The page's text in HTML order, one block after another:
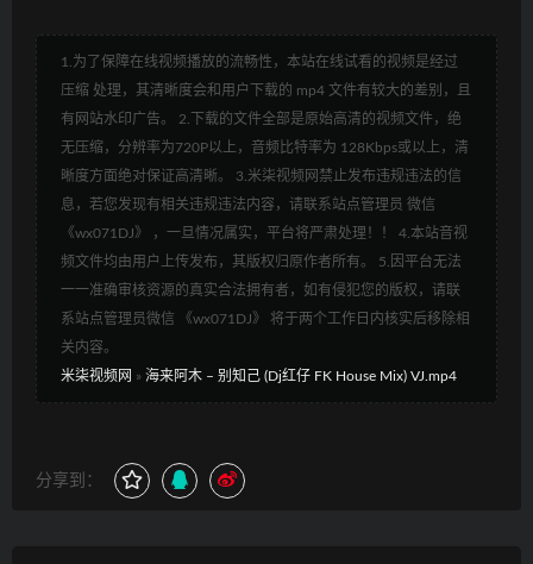
1.为了保障在线视频播放的流畅性，本站在线试看的视频是经过
压缩 处理，其清晰度会和用户下载的 mp4 文件有较大的差别，且
有网站水印广告。 2.下载的文件全部是原始高清的视频文件，绝
无压缩，分辨率为720P以上，音频比特率为 128Kbps或以上，清
晰度方面绝对保证高清晰。 3.米柒视频网禁止发布违规违法的信
息，若您发现有相关违规违法内容，请联系站点管理员 微信
《wx071DJ》 ，一旦情况属实，平台将严肃处理！！ 4.本站音视
频文件均由用户上传发布，其版权归原作者所有。 5.因平台无法
一一准确审核资源的真实合法拥有者，如有侵犯您的版权，请联
系站点管理员微信 《wx071DJ》 将于两个工作日内核实后移除相
关内容。
米柒视频网 » 海来阿木 – 别知己 (Dj红仔 FK House Mix) VJ.mp4
分享到：